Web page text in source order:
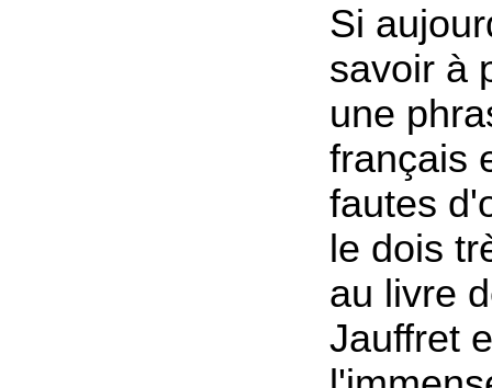
Si
savoir à
une
français
fautes
le dois
au livre
Jauffret